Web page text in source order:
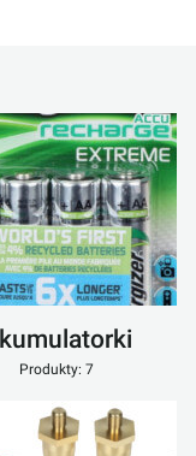
Produkty: 7